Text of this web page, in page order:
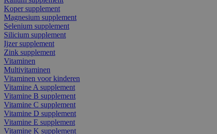
Koper supplement
Magnesium supplement
Selenium supplement
Silicium supplement
Ijzer supplement
Zink supplement
Vitaminen
Multivitaminen
Vitaminen voor kinderen
Vitamine A supplement
Vitamine B supplement
Vitamine C supplement
Vitamine D supplement
Vitamine E supplement
Vitamine K supplement